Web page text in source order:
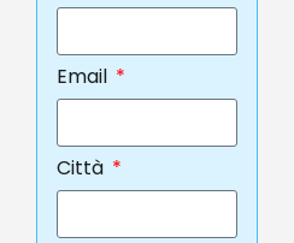
Email
Città